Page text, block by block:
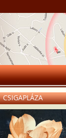
CSIGAPLÁZA